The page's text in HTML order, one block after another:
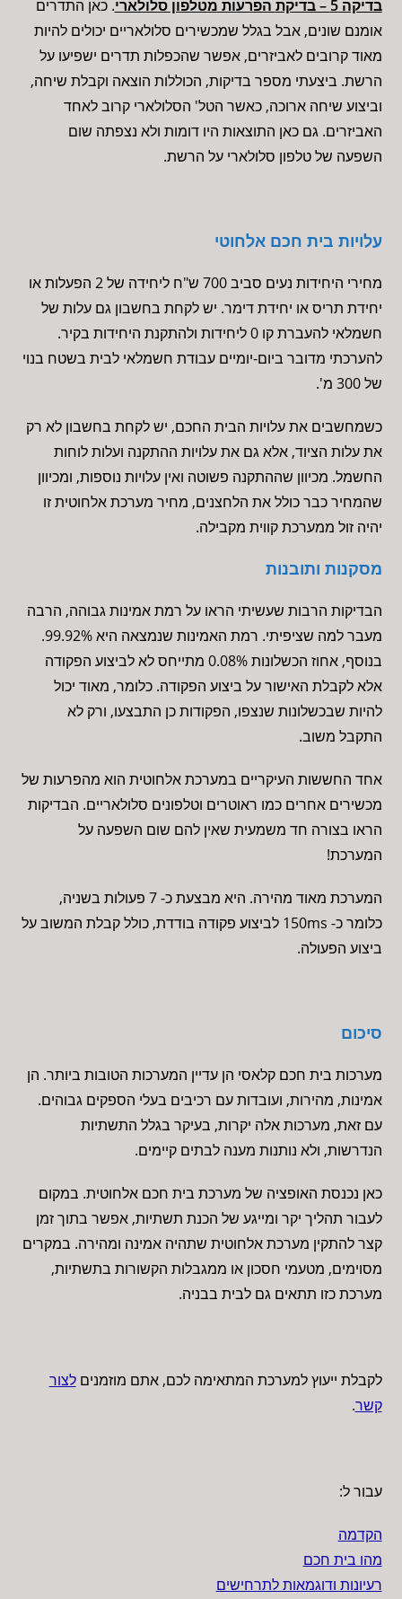
בדיקה 5 – בדיקת הפרעות מטלפון סלולארי
. כאן התדרים
אומנם שונים, אבל בגלל שמכשירים סלולאריים יכולים להיות
מאוד קרובים לאביזרים, אפשר שהכפלות תדרים ישפיעו על
הרשת. ביצעתי מספר בדיקות, הכוללות הוצאה וקבלת שיחה,
וביצוע שיחה ארוכה, כאשר הטל' הסלולארי קרוב לאחד
האביזרים. גם כאן התוצאות היו דומות ולא נצפתה שום
השפעה של טלפון סלולארי על הרשת.
עלויות בית חכם אלחוטי
מחירי היחידות נעים סביב 700 ש"ח ליחידה של 2 הפעלות או
יחידת תריס או יחידת דימר. יש לקחת בחשבון גם עלות של
חשמלאי להעברת קו 0 ליחידות ולהתקנת היחידות בקיר.
להערכתי מדובר ביום-יומיים עבודת חשמלאי לבית בשטח בנוי
של 300 מ'.
כשמחשבים את עלויות הבית החכם, יש לקחת בחשבון לא רק
את עלות הציוד, אלא גם את עלויות ההתקנה ועלות לוחות
החשמל. מכיוון שההתקנה פשוטה ואין עלויות נוספות, ומכיוון
שהמחיר כבר כולל את הלחצנים, מחיר מערכת אלחוטית זו
יהיה זול ממערכת קווית מקבילה.
מסקנות ותובנות
הבדיקות הרבות שעשיתי הראו על רמת אמינות גבוהה, הרבה
מעבר למה שציפיתי. רמת האמינות שנמצאה היא 99.92%.
בנוסף, אחוז הכשלונות 0.08% מתייחס לא לביצוע הפקודה
אלא לקבלת האישור על ביצוע הפקודה. כלומר, מאוד יכול
להיות שבכשלונות שנצפו, הפקודות כן התבצעו, ורק לא
התקבל משוב.
אחד החששות העיקריים במערכת אלחוטית הוא מהפרעות של
מכשירים אחרים כמו ראוטרים וטלפונים סלולאריים. הבדיקות
הראו בצורה חד משמעית שאין להם שום השפעה על
המערכת!
המערכת מאוד מהירה. היא מבצעת כ- 7 פעולות בשניה,
כלומר כ- 150ms לביצוע פקודה בודדת, כולל קבלת המשוב על
ביצוע הפעולה.
סיכום
מערכות בית חכם קלאסי הן עדיין המערכות הטובות ביותר. הן
אמינות, מהירות, ועובדות עם רכיבים בעלי הספקים גבוהים.
עם זאת, מערכות אלה יקרות, בעיקר בגלל התשתיות
הנדרשות, ולא נותנות מענה לבתים קיימים.
כאן נכנסת האופציה של מערכת בית חכם אלחוטית. במקום
לעבור תהליך יקר ומייגע של הכנת תשתיות, אפשר בתוך זמן
קצר להתקין מערכת אלחוטית שתהיה אמינה ומהירה. במקרים
מסוימים, מטעמי חסכון או ממגבלות הקשורות בתשתיות,
מערכת כזו תתאים גם לבית בבניה.
לקבלת ייעוץ למערכת המתאימה לכם, אתם מוזמניםלצור
קשר.
עבור ל:
הקדמה
מהו בית חכם
רעיונות ודוגמאות לתרחישים